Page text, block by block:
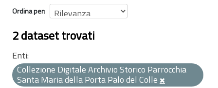
Ordina per
2 dataset trovati
Enti:
Collezione Digitale Archivio Storico Parrocchia
Santa Maria della Porta Palo del Colle